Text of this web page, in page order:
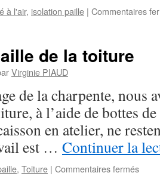
à l'air, isolation paille | Commentaires
de la toiture
Virginie PIAUD
de la charpente, nous
à l’aide de bottes
en atelier, ne
est … Continuer la
, Toiture | Commentaires ferméssur